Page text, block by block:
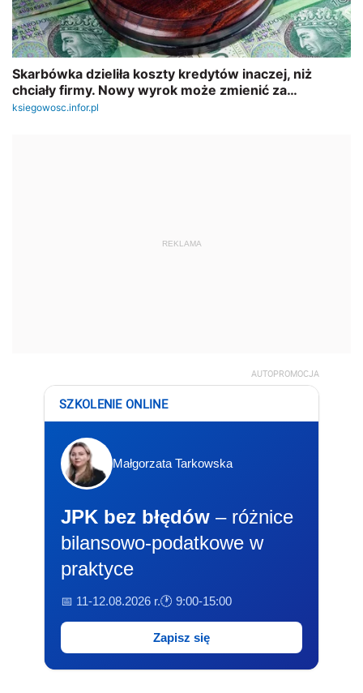
REKLAMA
AUTOPROMOCJA
SZKOLENIE ONLINE
Małgorzata Tarkowska
JPK bez błędów – różnice
bilansowo-podatkowe w
praktyce
📅 11-12.08.2026 r.🕐 9:00-15:00
Zapisz się